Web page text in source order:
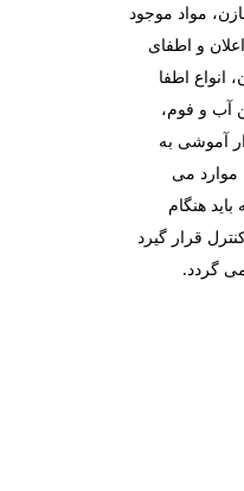
مواد موجود
و اطفای
انواع اطفا
آب و فوم،
آموشی به
می
هنگام
قرار گیرد
گردد.